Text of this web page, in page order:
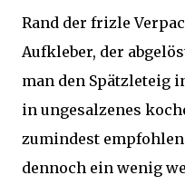
Rand der frizle
Aufkleber, der
man den Spätzleteig
in ungesalzenes
zumindest
dennoch ein wenig